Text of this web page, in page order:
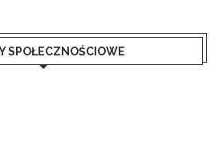
SPOŁECZNOŚCIOWE